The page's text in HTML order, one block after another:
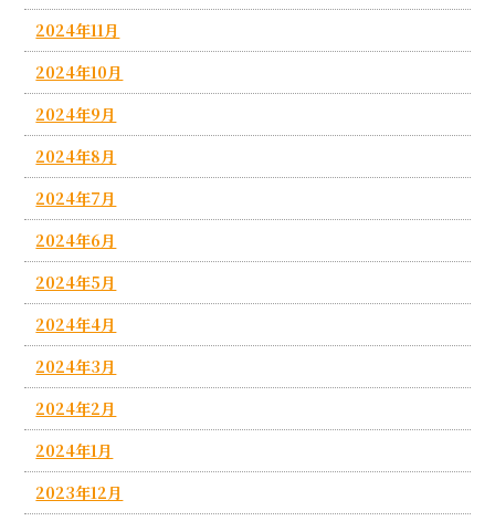
2024年11月
2024年10月
2024年9月
2024年8月
2024年7月
2024年6月
2024年5月
2024年4月
2024年3月
2024年2月
2024年1月
2023年12月